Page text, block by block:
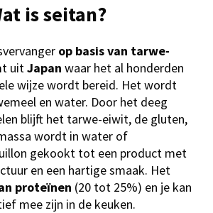
is seitan?
op basis van tarwe-
uitJapan waar het al honderden
wijze wordt bereid. Het wordt
en water. Door het deeg
blijft het tarwe-eiwit, de gluten,
wordt in water of
gekookt tot een product met
en een hartige smaak. Het
proteïnen (20 tot 25%) en je kan
mee zijn in de keuken.